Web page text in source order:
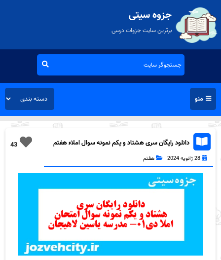
جزوه سیتی
برترین سایت جزوات درسی
منو
43
دانلود رایگان سری هشتاد و یکم نمونه سوال املاء هفتم
28 ژانویه 2024 هفتم